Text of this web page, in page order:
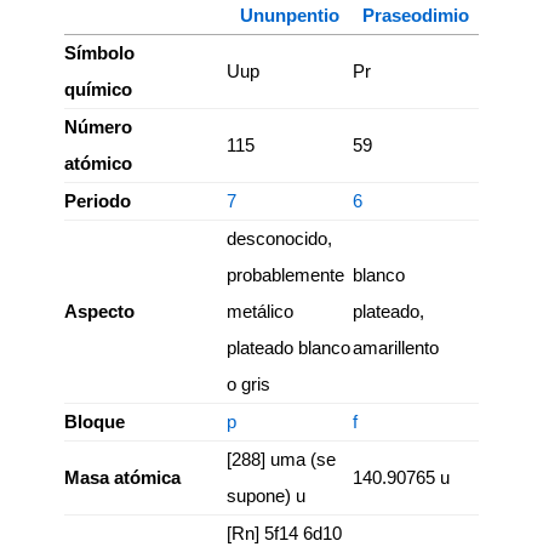
Ununpentio
Praseodimio
Símbolo
químico
Uup Pr
Número
atómico
115 59
Periodo 7 6
Aspecto
desconocido,
probablemente
metálico
plateado blanco
o gris
blanco
plateado,
amarillento
Bloque p f
Masa atómica
[288] uma (se
supone) u
140.90765 u
[Rn] 5f14 6d10